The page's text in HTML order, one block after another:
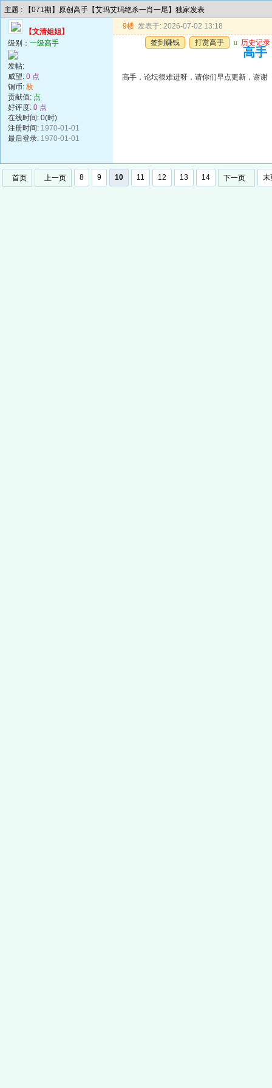
主题 : 【071期】原创高手【艾玛艾玛绝杀一肖一尾】独家发表
【文清姐姐】
级别： 一级高手
发帖:
威望: 0 点
铜币: 枚
贡献值: 点
好评度: 0 点
在线时间: 0(时)
注册时间: 1970-01-01
最后登录: 1970-01-01
9楼 发表于: 2026-07-02 13:18
签到赚钱
打赏高手 u 历史记录
高手
高手，论坛很难进呀，请你们早点更新，谢谢
首页 上一页 8 9 10 11 12 13 14 下一页 末